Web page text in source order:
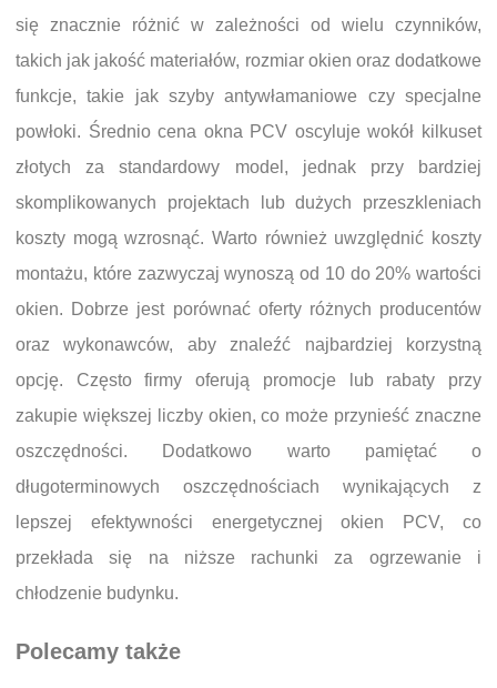
się znacznie różnić w zależności od wielu czynników,
takich jak jakość materiałów, rozmiar okien oraz dodatkowe
funkcje, takie jak szyby antywłamaniowe czy specjalne
powłoki. Średnio cena okna PCV oscyluje wokół kilkuset
złotych za standardowy model, jednak przy bardziej
skomplikowanych projektach lub dużych przeszkleniach
koszty mogą wzrosnąć. Warto również uwzględnić koszty
montażu, które zazwyczaj wynoszą od 10 do 20% wartości
okien. Dobrze jest porównać oferty różnych producentów
oraz wykonawców, aby znaleźć najbardziej korzystną
opcję. Często firmy oferują promocje lub rabaty przy
zakupie większej liczby okien, co może przynieść znaczne
oszczędności. Dodatkowo warto pamiętać o
długoterminowych oszczędnościach wynikających z
lepszej efektywności energetycznej okien PCV, co
przekłada się na niższe rachunki za ogrzewanie i
chłodzenie budynku.
Polecamy także